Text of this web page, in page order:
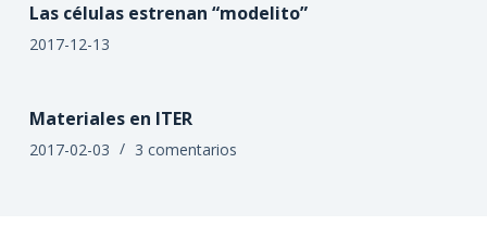
Las células estrenan “modelito”
2017-12-13
Materiales en ITER
2017-02-03 3 comentarios